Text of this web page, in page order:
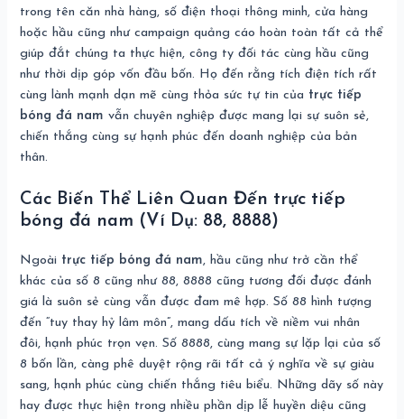
trong tên căn nhà hàng, số điện thoại thông minh, cửa hàng
hoặc hầu cũng như campaign quảng cáo hoàn toàn tất cả thể
giúp đắt chúng ta thực hiện, công ty đối tác cùng hầu cũng
như thời dịp góp vốn đầu bốn. Họ đến rằng tích điện tích rất
cùng lành mạnh dạn mẽ cùng thỏa sức tự tin của trực tiếp
bóng đá nam vẫn chuyên nghiệp được mang lại sự suôn sẻ,
chiến thắng cùng sự hạnh phúc đến doanh nghiệp của bản
thân.
Các Biến Thể Liên Quan Đến trực tiếp
bóng đá nam (Ví Dụ: 88, 8888)
Ngoài trực tiếp bóng đá nam, hầu cũng như trở cần thể
khác của số 8 cũng như 88, 8888 cũng tương đối được đánh
giá là suôn sẻ cùng vẫn được đam mê hợp. Số 88 hình tượng
đến “tuy thay hỷ lâm môn”, mang dấu tích về niềm vui nhân
đôi, hạnh phúc trọn vẹn. Số 8888, cùng mang sự lặp lại của số
8 bốn lần, càng phê duyệt rộng rãi tất cả ý nghĩa về sự giàu
sang, hạnh phúc cùng chiến thắng tiêu biểu. Những dãy số này
hay được thực hiện trong nhiều phần dịp lễ huyền diệu cũng